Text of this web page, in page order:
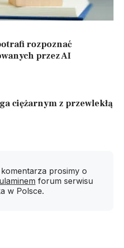
rozpoznać
przez AI
ciężarnym z przewlekłą
prosimy o
forum serwisu
w Polsce.